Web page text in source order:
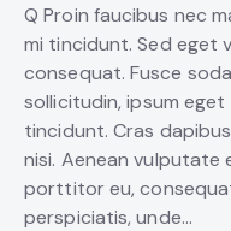
Q Proin faucibus nec
mi tincidunt. Sed eget
consequat. Fusce
sollicitudin, ipsum
tincidunt. Cras
nisi. Aenean vulputate
porttitor eu,
perspiciatis, unde…